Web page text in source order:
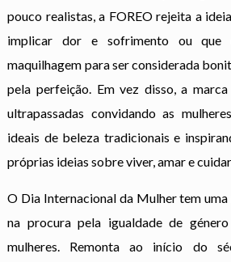
pouco realistas, a FOREO rejeita a
implicar dor e sofrimento ou que
maquilhagem para ser considerada
pela perfeição. Em vez disso, a
ultrapassadas convidando as
ideais de beleza tradicionais e
próprias ideias sobre viver, amar e
O Dia Internacional da Mulher tem
na procura pela igualdade de
mulheres. Remonta ao início do